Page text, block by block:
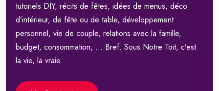
tutoriels DIY, récits de fêtes, idées de menus, déco
d’intérieur, de fête ou de table, développement
personnel, vie de couple, relations avec la famille,
budget, consommation, … Bref. Sous Notre Toit, c’est
la vie, la vraie.